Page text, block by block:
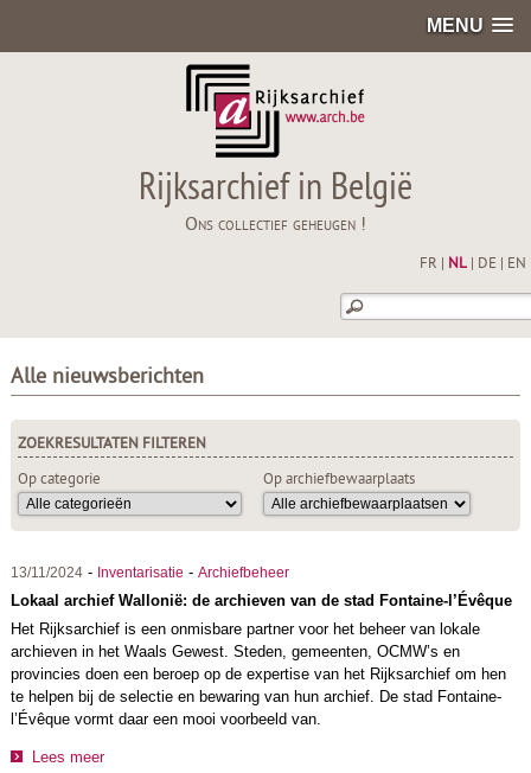
MENU
Rijksarchief in België
Ons collectief geheugen !
FR NL| DE EN
Alle nieuwsberichten
ZOEKRESULTATEN FILTEREN
Op categorie
Op archiefbewaarplaats
13/11/2024- Inventarisatie - Archiefbeheer
Lokaal archief Wallonië: de archieven van de stad Fontaine-l’Évêque
Het Rijksarchief is een onmisbare partner voor het beheer van lokale
archieven in het Waals Gewest. Steden, gemeenten, OCMW’s en
provincies doen een beroep op de expertise van het Rijksarchief om hen
te helpen bij de selectie en bewaring van hun archief. De stad Fontaine-
l’Évêque vormt daar een mooi voorbeeld van.
Lees meer